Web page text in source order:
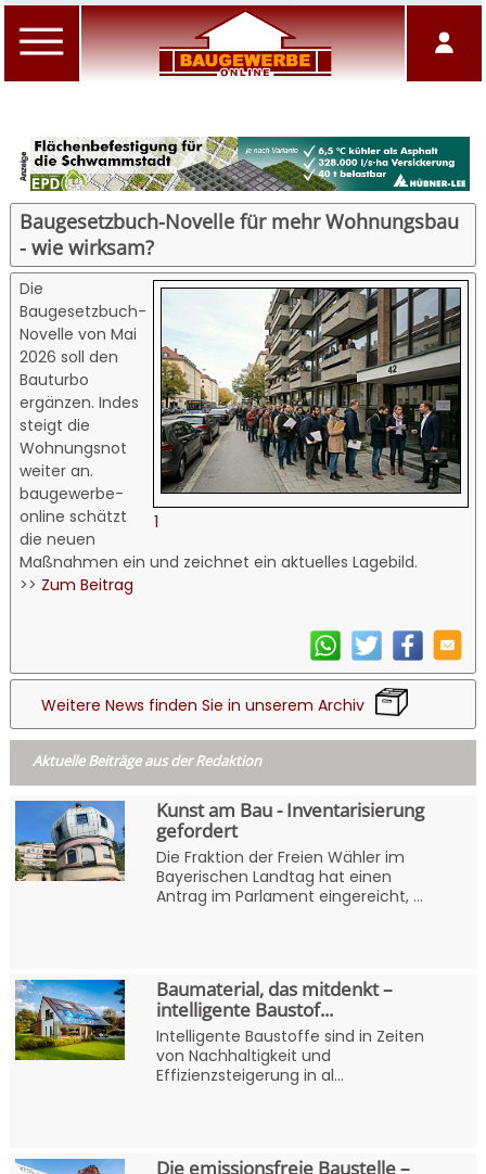
Baugesetzbuch-Novelle für mehr Wohnungsbau
- wie wirksam?
1
Die
Baugesetzbuch-
Novelle von Mai
2026 soll den
Bauturbo
ergänzen. Indes
steigt die
Wohnungsnot
weiter an.
baugewerbe-
online schätzt
die neuen
Maßnahmen ein und zeichnet ein aktuelles Lagebild.
>> Zum Beitrag
Weitere News finden Sie in unserem Archiv
Aktuelle Beiträge aus der Redaktion
Kunst am Bau - Inventarisierung
gefordert
Die Fraktion der Freien Wähler im
Bayerischen Landtag hat einen
Antrag im Parlament eingereicht, ...
Baumaterial, das mitdenkt –
intelligente Baustof...
Intelligente Baustoffe sind in Zeiten
von Nachhaltigkeit und
Effizienzsteigerung in al...
Die emissionsfreie Baustelle –